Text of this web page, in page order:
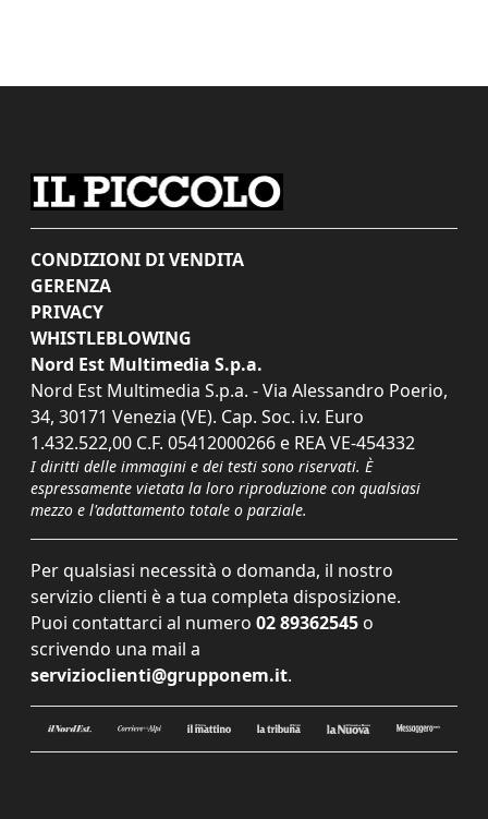
CONDIZIONI DI VENDITA
GERENZA
PRIVACY
WHISTLEBLOWING
Nord Est Multimedia S.p.a.
Nord Est Multimedia S.p.a. - Via Alessandro Poerio,
34, 30171 Venezia (VE). Cap. Soc. i.v. Euro
1.432.522,00 C.F. 05412000266 e REA VE-454332
I diritti delle immagini e dei testi sono riservati. È
espressamente vietata la loro riproduzione con qualsiasi
mezzo e l'adattamento totale o parziale.
Per qualsiasi necessità o domanda, il nostro
servizio clienti è a tua completa disposizione.
Puoi contattarci al numero 02 89362545 o
scrivendo una mail a
servizioclienti@grupponem.it.